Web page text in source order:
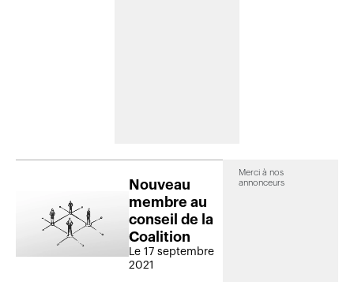
Nouveau
membre au
conseil de la
Coalition
Le 17 septembre
2021
Merci à nos
annonceurs